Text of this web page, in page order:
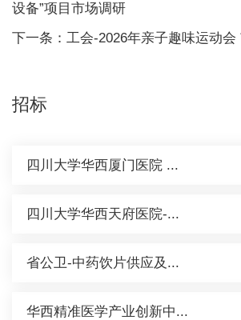
设备”项目市场调研
下一条：工会-2026年亲子趣味运动会
招标
四川大学华西厦门医院 ...
四川大学华西天府医院-...
省公卫-中药饮片供应及...
华西精准医学产业创新中...